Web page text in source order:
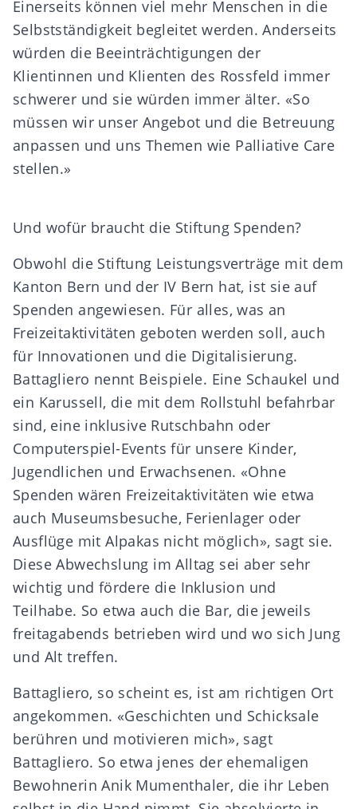
Einerseits können viel mehr Menschen in die
Selbstständigkeit begleitet werden. Anderseits
würden die Beeinträchtigungen der
Klientinnen und Klienten des Rossfeld immer
schwerer und sie würden immer älter. «So
müssen wir unser Angebot und die Betreuung
anpassen und uns Themen wie Palliative Care
stellen.»
Und wofür braucht die Stiftung Spenden?
Obwohl die Stiftung Leistungsverträge mit dem
Kanton Bern und der IV Bern hat, ist sie auf
Spenden angewiesen. Für alles, was an
Freizeitaktivitäten geboten werden soll, auch
für Innovationen und die Digitalisierung.
Battagliero nennt Beispiele. Eine Schaukel und
ein Karussell, die mit dem Rollstuhl befahrbar
sind, eine inklusive Rutschbahn oder
Computerspiel-Events für unsere Kinder,
Jugendlichen und Erwachsenen. «Ohne
Spenden wären Freizeitaktivitäten wie etwa
auch Museumsbesuche, Ferienlager oder
Ausflüge mit Alpakas nicht möglich», sagt sie.
Diese Abwechslung im Alltag sei aber sehr
wichtig und fördere die Inklusion und
Teilhabe. So etwa auch die Bar, die jeweils
freitagabends betrieben wird und wo sich Jung
und Alt treffen.
Battagliero, so scheint es, ist am richtigen Ort
angekommen. «Geschichten und Schicksale
berühren und motivieren mich», sagt
Battagliero. So etwa jenes der ehemaligen
Bewohnerin Anik Mumenthaler, die ihr Leben